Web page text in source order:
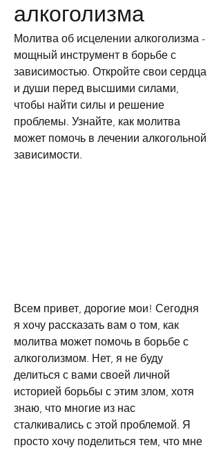
алкоголизма
Молитва об исцелении алкоголизма -
мощный инструмент в борьбе с
зависимостью. Откройте свои сердца
и души перед высшими силами,
чтобы найти силы и решение
проблемы. Узнайте, как молитва
может помочь в лечении алкогольной
зависимости.
Всем привет, дорогие мои! Сегодня
я хочу рассказать вам о том, как
молитва может помочь в борьбе с
алкоголизмом. Нет, я не буду
делиться с вами своей личной
историей борьбы с этим злом, хотя
знаю, что многие из нас
сталкивались с этой проблемой. Я
просто хочу поделиться тем, что мне